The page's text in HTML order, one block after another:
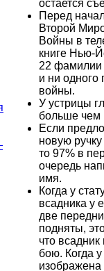
остается
Перед
Второй
Войны в
книге Нью-
22
и ни одного
войны.
У устрицы
больше чем
Если
новую ручку
то 97% в
очередь
имя.
Когда у
всадника у
две
подняты,
что всадник
бою. Когда
изображена